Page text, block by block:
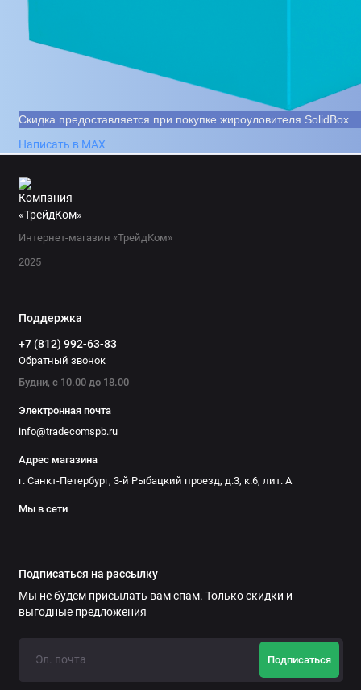
Скидка предоставляется при покупке жироуловителя SolidBox
Написать в MAX
Интернет-магазин «ТрейдКом»
2025
Поддержка
+7 (812) 992-63-83
Обратный звонок
Будни, с 10.00 до 18.00
Электронная почта
info@tradecomspb.ru
Адрес магазина
г. Санкт-Петербург, 3-й Рыбацкий проезд, д.3, к.6, лит. А
Мы в сети
Подписаться на рассылку
Мы не будем присылать вам спам. Только скидки и
выгодные предложения
Подписаться